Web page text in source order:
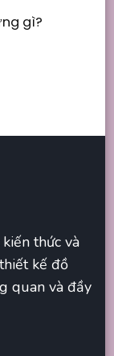
gì?
thức và
kế đồ
quan và đầy